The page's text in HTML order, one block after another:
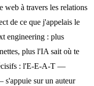
web à travers les relations
de ce que j'appelais le
engineering : plus
plus l'IA sait où te
: l'E-E-A-T —
s'appuie sur un auteur